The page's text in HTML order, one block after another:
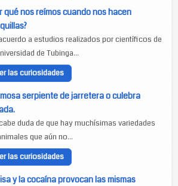
qué nos reímos cuando nos hacen
a estudios realizados por científicos de
de Tubinga...
las curiosidades
serpiente de jarretera o culebra
duda de que hay muchísimas variedades
que aún no...
las curiosidades
y la cocaína provocan las mismas